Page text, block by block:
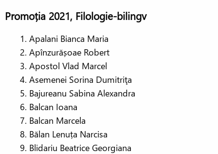
Promoția 2021, Filologie-bilingv
Apalani Bianca Maria
Apînzurășoae Robert
Apostol Vlad Marcel
Asemenei Sorina Dumitriţa
Bajureanu Sabina Alexandra
Balcan Ioana
Balcan Marcela
Bălan Lenuța Narcisa
Blidariu Beatrice Georgiana